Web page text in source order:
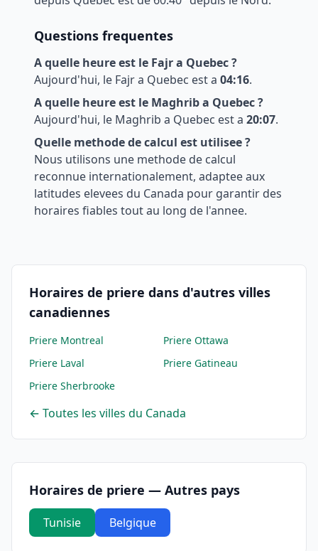
Questions frequentes
A quelle heure est le Fajr a Quebec?
Aujourd'hui, le Fajr a Quebec est a 04:16.
A quelle heure est le Maghrib a Quebec?
Aujourd'hui, le Maghrib a Quebec est a 20:07.
Quelle methode de calcul est utilisee ?
Nous utilisons une methode de calcul
reconnue internationalement, adaptee aux
latitudes elevees du Canada pour garantir des
horaires fiables tout au long de l'annee.
Horaires de priere dans d'autres villes
canadiennes
Priere Montreal Priere Ottawa
Priere Laval Priere Gatineau
Priere Sherbrooke
← Toutes les villes du Canada
Horaires de priere — Autres pays
Tunisie Belgique